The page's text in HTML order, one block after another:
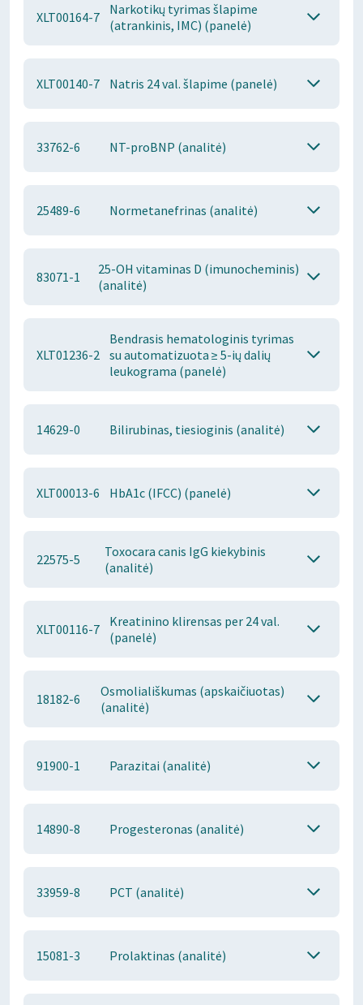
XLT00164-7
Narkotikų tyrimas šlapime
(atrankinis, IMC) (panelė)
XLT00140-7 Natris 24 val. šlapime (panelė)
33762-6 NT-proBNP (analitė)
25489-6 Normetanefrinas (analitė)
83071-1
25-OH vitaminas D (imunocheminis)
(analitė)
XLT01236-2
Bendrasis hematologinis tyrimas
su automatizuota ≥ 5-ių dalių
leukograma (panelė)
14629-0 Bilirubinas, tiesioginis (analitė)
XLT00013-6 HbA1c (IFCC) (panelė)
22575-5
Toxocara canis IgG kiekybinis
(analitė)
XLT00116-7
Kreatinino klirensas per 24 val.
(panelė)
18182-6
Osmoliališkumas (apskaičiuotas)
(analitė)
91900-1 Parazitai (analitė)
14890-8 Progesteronas (analitė)
33959-8 PCT (analitė)
15081-3 Prolaktinas (analitė)